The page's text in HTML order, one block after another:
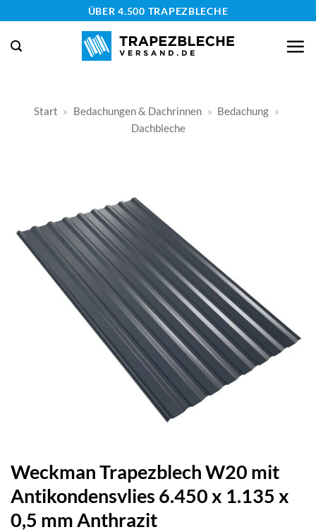
springen
ÜBER 4.500 TRAPEZBLECHE
Start » Bedachungen & Dachrinnen » Bedachung »
Dachbleche
Weckman Trapezblech W20 mit
Antikondensvlies 6.450 x 1.135 x
0,5 mm Anthrazit